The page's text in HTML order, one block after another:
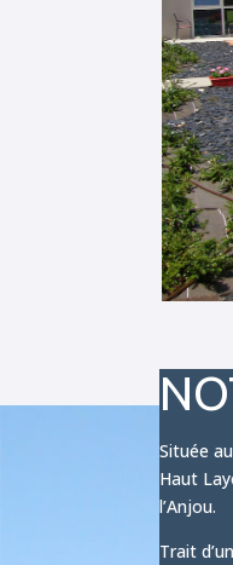
Située
Haut
l’Anjou.
Trait